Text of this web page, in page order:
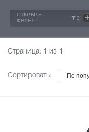
ОТКРЫТЬ
ФИЛЬТР
3
Страница: 1 из 1
Сортировать: По